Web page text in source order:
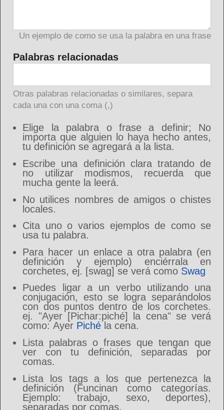
Un ejemplo de como se usa la palabra en una frase
Palabras relacionadas
Otras palabras relacionadas o similares, separa
cada una con una coma (,)
Elige la palabra o frase a definir; No
importa que alguien lo haya hecho antes,
tu definición se agregará a la lista.
Escribe una definición clara tratando de
no utilizar modismos, recuerda que
mucha gente la leerá.
No utilices nombres de amigos o chistes
locales.
Cita uno o varios ejemplos de como se
usa tu palabra.
Para hacer un enlace a otra palabra (en
definición y ejemplo) enciérrala en
corchetes, ej. [swag] se verá como Swag
Puedes ligar a un verbo utilizando una
conjugación, esto se logra separándolos
con dos puntos dentro de los corchetes.
ej. "Ayer [Pichar:piché] la cena" se verá
como: Ayer Piché la cena.
Lista palabras o frases que tengan que
ver con tu definición, separadas por
comas.
Lista los tags a los que pertenezca la
definición (Funcinan como categorías.
Ejemplo: trabajo, sexo, deportes),
separadas por comas.